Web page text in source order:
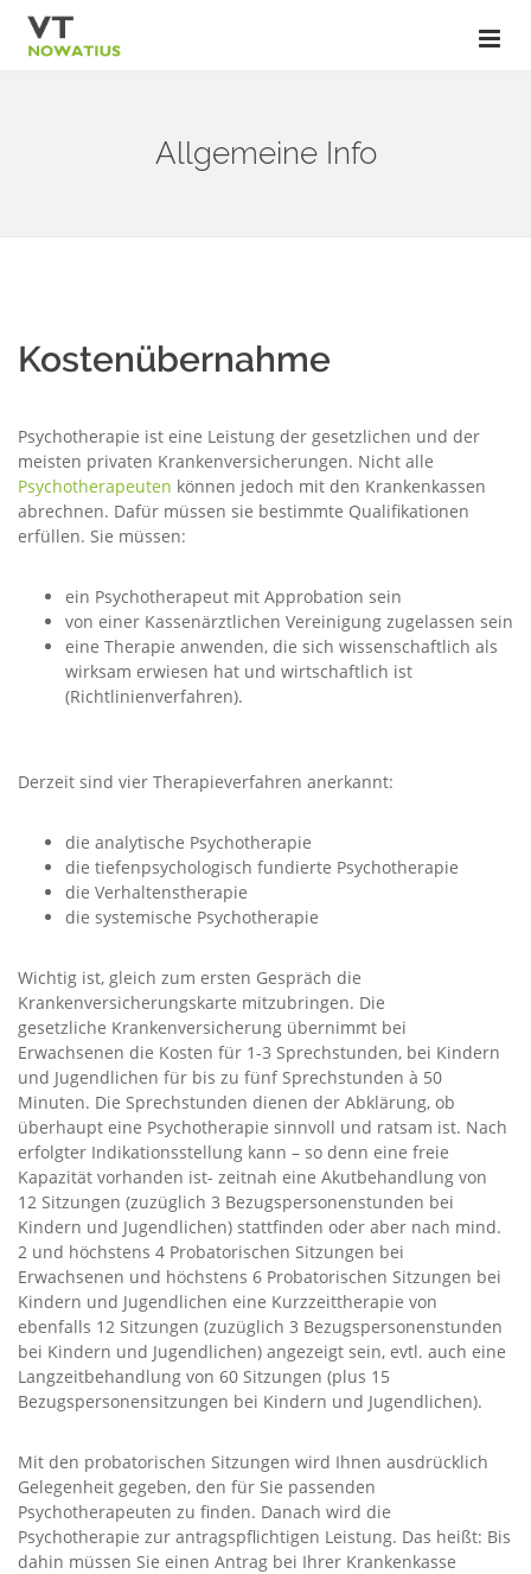
Allgemeine Info
Kostenübernahme
Psychotherapie ist eine Leistung der gesetzlichen und der
meisten privaten Krankenversicherungen. Nicht alle
Psychotherapeuten können jedoch mit den Krankenkassen
abrechnen. Dafür müssen sie bestimmte Qualifikationen
erfüllen. Sie müssen:
ein Psychotherapeut mit Approbation sein
von einer Kassenärztlichen Vereinigung zugelassen sein
eine Therapie anwenden, die sich wissenschaftlich als
wirksam erwiesen hat und wirtschaftlich ist
(Richtlinienverfahren).
Derzeit sind vier Therapieverfahren anerkannt:
die analytische Psychotherapie
die tiefenpsychologisch fundierte Psychotherapie
die Verhaltenstherapie
die systemische Psychotherapie
Wichtig ist, gleich zum ersten Gespräch die
Krankenversicherungskarte mitzubringen. Die
gesetzliche Krankenversicherung übernimmt bei
Erwachsenen die Kosten für 1-3 Sprechstunden, bei Kindern
und Jugendlichen für bis zu fünf Sprechstunden à 50
Minuten. Die Sprechstunden dienen der Abklärung, ob
überhaupt eine Psychotherapie sinnvoll und ratsam ist. Nach
erfolgter Indikationsstellung kann – so denn eine freie
Kapazität vorhanden ist- zeitnah eine Akutbehandlung von
12 Sitzungen (zuzüglich 3 Bezugspersonenstunden bei
Kindern und Jugendlichen) stattfinden oder aber nach mind.
2 und höchstens 4 Probatorischen Sitzungen bei
Erwachsenen und höchstens 6 Probatorischen Sitzungen bei
Kindern und Jugendlichen eine Kurzzeittherapie von
ebenfalls 12 Sitzungen (zuzüglich 3 Bezugspersonenstunden
bei Kindern und Jugendlichen) angezeigt sein, evtl. auch eine
Langzeitbehandlung von 60 Sitzungen (plus 15
Bezugspersonen­sitzungen bei Kindern und Jugendlichen).
Mit den probatorischen Sitzungen wird Ihnen ausdrücklich
Gelegenheit gegeben, den für Sie passenden
Psychotherapeuten zu finden. Danach wird die
Psychotherapie zur antragspflichtigen Leistung. Das heißt: Bis
dahin müssen Sie einen Antrag bei Ihrer Krankenkasse